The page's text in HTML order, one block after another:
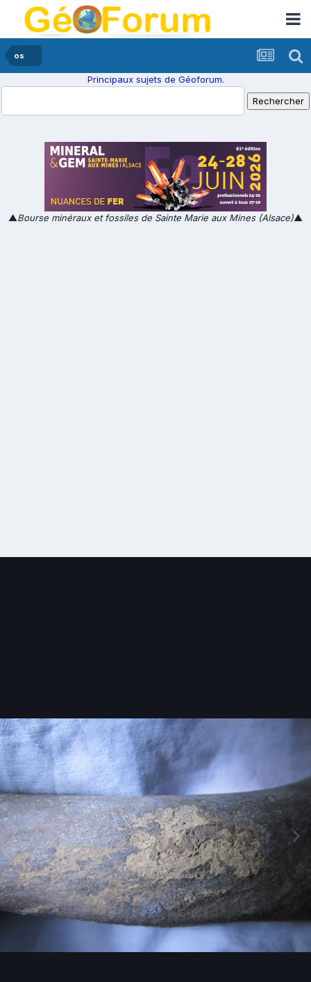
os
Principaux sujets de Géoforum.
▲Bourse minéraux et fossiles de Sainte Marie aux Mines (Alsace)▲